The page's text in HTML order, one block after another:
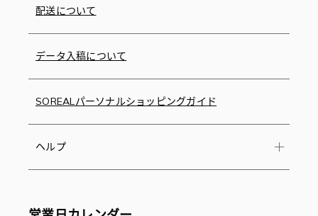
配送について
データ入稿について
SOREALパーソナルショッピングガイド
ヘルプ